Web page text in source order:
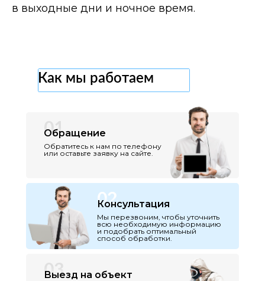
в выходные дни и ночное время.
Как мы работаем
Обратитесь к нам по телефону
или оставьте заявку на сайте.
Мы перезвоним, чтобы уточнить
всю необходимую информацию
и подобрать оптимальный
способ обработки.
01
02
03
Обращение
Консультация
Выезд на объект